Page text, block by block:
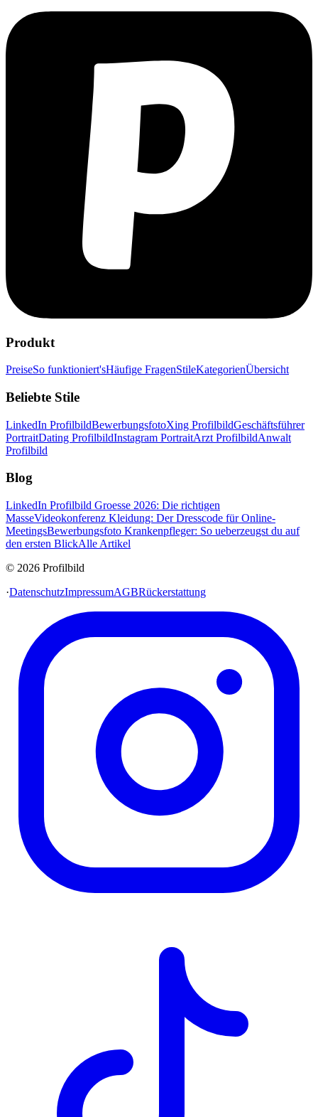
Produkt
PreiseSo funktioniert'sHäufige FragenStileKategorienÜbersicht
Beliebte Stile
LinkedIn ProfilbildBewerbungsfotoXing ProfilbildGeschäftsführer
PortraitDating ProfilbildInstagram PortraitArzt ProfilbildAnwalt
Profilbild
Blog
LinkedIn Profilbild Groesse 2026: Die richtigen
MasseVideokonferenz Kleidung: Der Dresscode für Online-
MeetingsBewerbungsfoto Krankenpfleger: So ueberzeugst du auf
den ersten BlickAlle Artikel
© 2026 Profilbild
·DatenschutzImpressumAGBRückerstattung